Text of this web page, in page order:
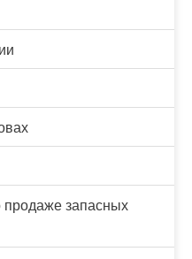
продаже запасных